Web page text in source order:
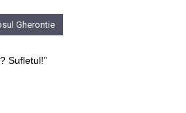
Gherontie
Sufletul!”